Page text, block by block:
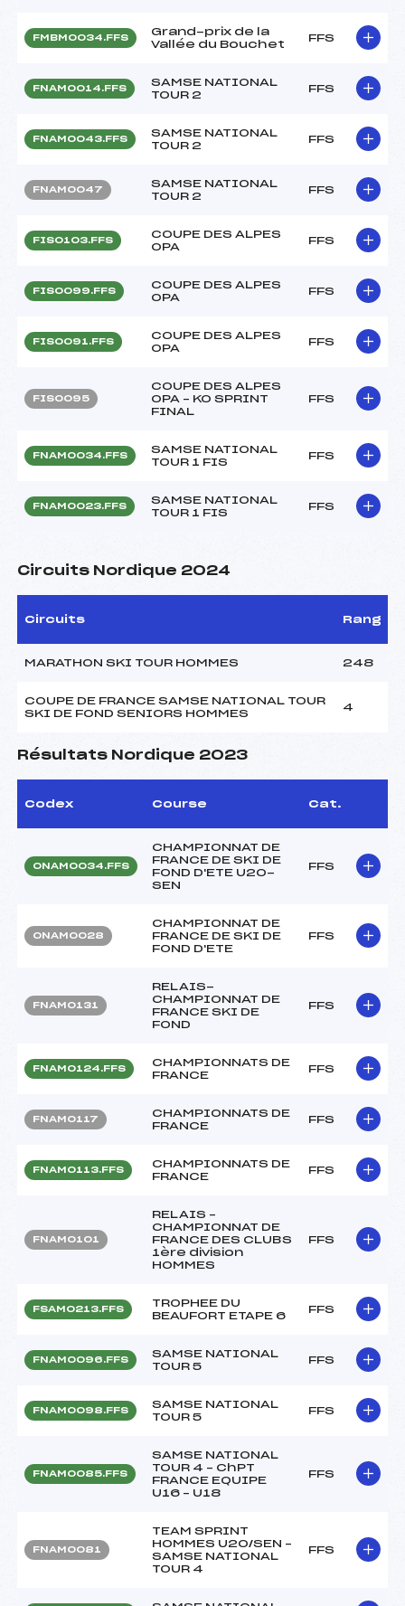
FMBM0034.FFS
Grand-prix de la
Vallée du Bouchet
FFS
FNAM0014.FFS
SAMSE NATIONAL
TOUR 2
FFS
FNAM0043.FFS
SAMSE NATIONAL
TOUR 2
FFS
FNAM0047
SAMSE NATIONAL
TOUR 2
FFS
FIS0103.FFS
COUPE DES ALPES
OPA
FFS
FIS0099.FFS
COUPE DES ALPES
OPA
FFS
FIS0091.FFS
COUPE DES ALPES
OPA
FFS
FIS0095
COUPE DES ALPES
OPA – KO SPRINT
FINAL
FFS
FNAM0034.FFS
SAMSE NATIONAL
TOUR 1 FIS
FFS
FNAM0023.FFS
SAMSE NATIONAL
TOUR 1 FIS
FFS
Circuits Nordique 2024
Circuits Rang
MARATHON SKI TOUR HOMMES 248
COUPE DE FRANCE SAMSE NATIONAL TOUR
SKI DE FOND SENIORS HOMMES
4
Résultats Nordique 2023
Codex Course Cat.
ONAM0034.FFS
CHAMPIONNAT DE
FRANCE DE SKI DE
FOND D'ETE U20-
SEN
FFS
ONAM0028
CHAMPIONNAT DE
FRANCE DE SKI DE
FOND D'ETE
FFS
FNAM0131
RELAIS-
CHAMPIONNAT DE
FRANCE SKI DE
FOND
FFS
FNAM0124.FFS
CHAMPIONNATS DE
FRANCE
FFS
FNAM0117
CHAMPIONNATS DE
FRANCE
FFS
FNAM0113.FFS
CHAMPIONNATS DE
FRANCE
FFS
FNAM0101
RELAIS –
CHAMPIONNAT DE
FRANCE DES CLUBS
1ère division
HOMMES
FFS
FSAM0213.FFS
TROPHEE DU
BEAUFORT ETAPE 6
FFS
FNAM0096.FFS
SAMSE NATIONAL
TOUR 5
FFS
FNAM0098.FFS
SAMSE NATIONAL
TOUR 5
FFS
FNAM0085.FFS
SAMSE NATIONAL
TOUR 4 – ChPT
FRANCE EQUIPE
U16 – U18
FFS
FNAM0081
TEAM SPRINT
HOMMES U20/SEN –
SAMSE NATIONAL
TOUR 4
FFS